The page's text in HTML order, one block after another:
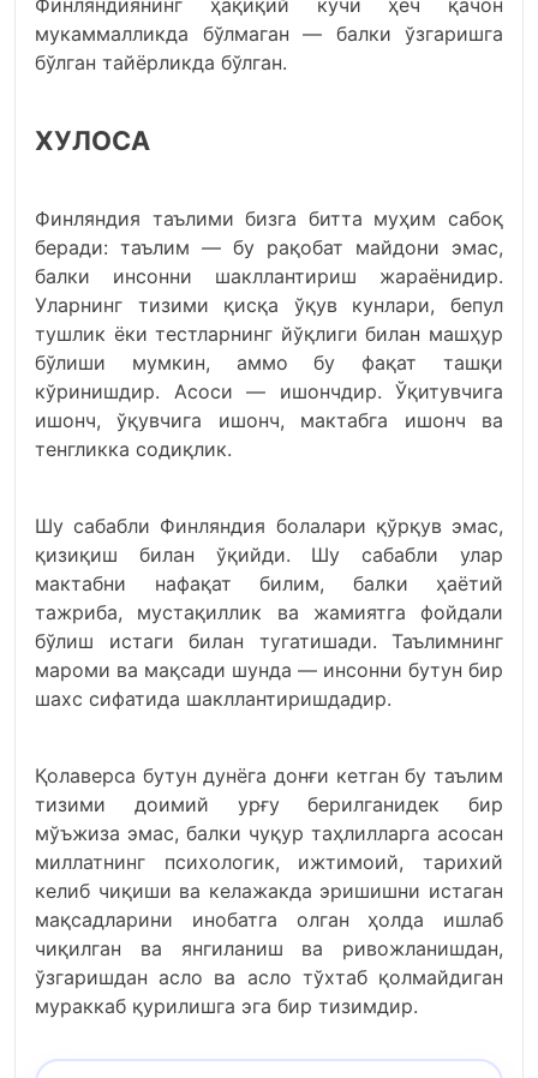
Финляндиянинг ҳақиқий кучи ҳеч қачон
мукаммалликда бўлмаган — балки ўзгаришга
бўлган тайёрликда бўлган.
ХУЛОСА
Финляндия таълими бизга битта муҳим сабоқ
беради: таълим — бу рақобат майдони эмас,
балки инсонни шакллантириш жараёнидир.
Уларнинг тизими қисқа ўқув кунлари, бепул
тушлик ёки тестларнинг йўқлиги билан машҳур
бўлиши мумкин, аммо бу фақат ташқи
кўринишдир. Асоси — ишончдир. Ўқитувчига
ишонч, ўқувчига ишонч, мактабга ишонч ва
тенгликка содиқлик.
Шу сабабли Финляндия болалари қўрқув эмас,
қизиқиш билан ўқийди. Шу сабабли улар
мактабни нафақат билим, балки ҳаётий
тажриба, мустақиллик ва жамиятга фойдали
бўлиш истаги билан тугатишади. Таълимнинг
мароми ва мақсади шунда — инсонни бутун бир
шахс сифатида шакллантиришдадир.
Қолаверса бутун дунёга донғи кетган бу таълим
тизими доимий урғу берилганидек бир
мўъжиза эмас, балки чуқур таҳлилларга асосан
миллатнинг психологик, ижтимоий, тарихий
келиб чиқиши ва келажакда эришишни истаган
мақсадларини инобатга олган ҳолда ишлаб
чиқилган ва янгиланиш ва ривожланишдан,
ўзгаришдан асло ва асло тўхтаб қолмайдиган
мураккаб қурилишга эга бир тизимдир.